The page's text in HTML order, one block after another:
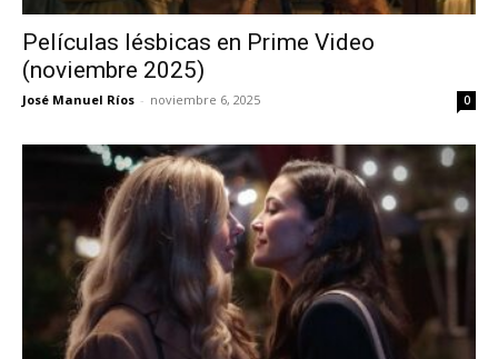
Películas lésbicas en Prime Video
(noviembre 2025)
José Manuel Ríos - noviembre 6, 2025 0